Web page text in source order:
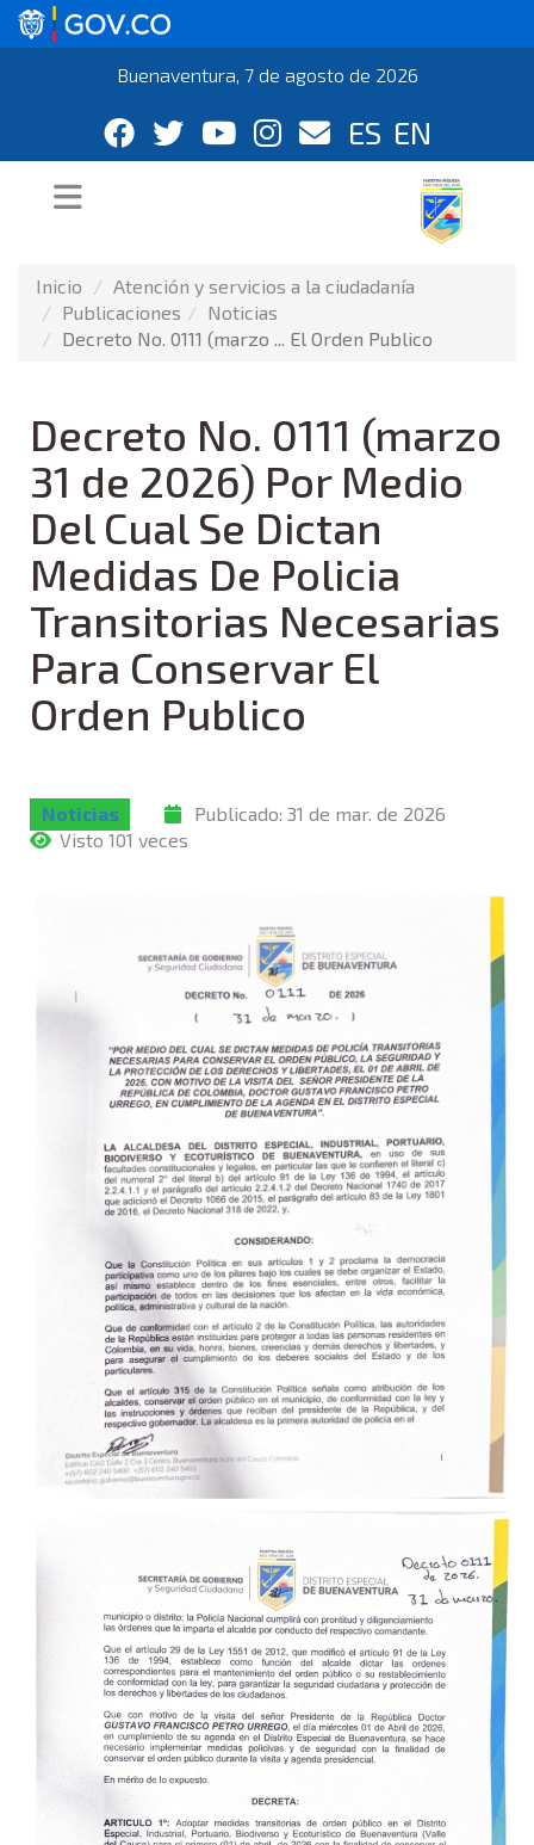
Buenaventura, 7 de agosto de 2026
ES EN
Inicio
Atención y servicios a la ciudadanía
Publicaciones
Noticias
Decreto No. 0111 (marzo ... El Orden Publico
Decreto No. 0111 (marzo
31 de 2026) Por Medio
Del Cual Se Dictan
Medidas De Policia
Transitorias Necesarias
Para Conservar El
Orden Publico
Noticias Publicado:31 de mar. de 2026
Visto 101 veces